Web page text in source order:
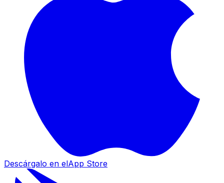
Descárgalo en elApp Store